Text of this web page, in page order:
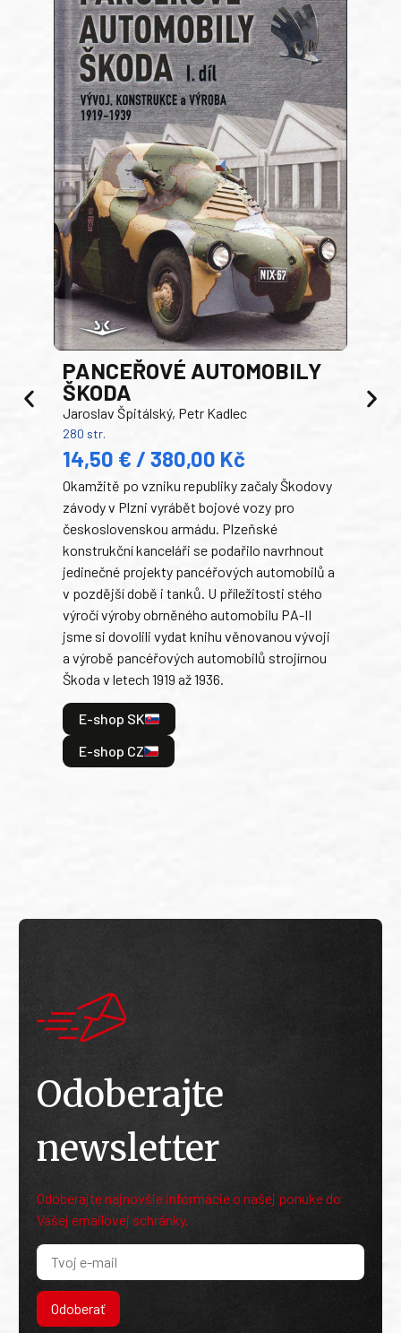
PANCEŘOVÉ AUTOMOBILY
ŠKODA
Jaroslav Špitálský, Petr Kadlec
280 str.
14,50 € / 380,00 Kč
Okamžitě po vzniku republiky začaly Škodovy
závody v Plzni vyrábět bojové vozy pro
československou armádu. Plzeňské
konstrukční kanceláři se podařilo navrhnout
jedinečné projekty pancéřových automobilů a
v pozdější době i tanků. U příležitosti stého
výročí výroby obrněného automobilu PA-II
jsme si dovolili vydat knihu věnovanou vývoji
a výrobě pancéřových automobilů strojírnou
Škoda v letech 1919 až 1936.
E-shop SK
E-shop CZ
Odoberajte
newsletter
Odoberajte najnovšie informácie o našej ponuke do
Vašej emailovej schránky.
Odoberať